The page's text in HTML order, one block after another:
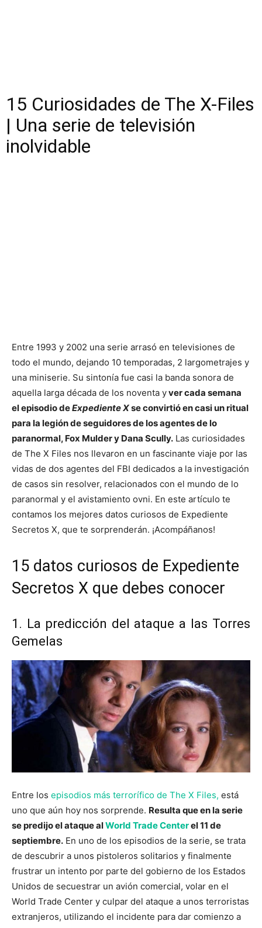
15 Curiosidades de The X-Files
| Una serie de televisión
inolvidable
Entre 1993 y 2002 una serie arrasó en televisiones de
todo el mundo, dejando 10 temporadas, 2 largometrajes y
una miniserie. Su sintonía fue casi la banda sonora de
aquella larga década de los noventa yver cada semana
el episodio deExpediente Xse convirtió en casi un ritual
para la legión de seguidores de los agentes de lo
paranormal, Fox Mulder y Dana Scully. Las curiosidades
de The X Files nos llevaron en un fascinante viaje por las
vidas de dos agentes del FBI dedicados a la investigación
de casos sin resolver, relacionados con el mundo de lo
paranormal y el avistamiento ovni. En este artículo te
contamos los mejores datos curiosos de Expediente
Secretos X, que te sorprenderán. ¡Acompáñanos!
15 datos curiosos de Expediente
Secretos X que debes conocer
1. La predicción del ataque a las Torres
Gemelas
Entre los episodios más terrorífico de The X Files, está
uno que aún hoy nos sorprende. Resulta que en la serie
se predijo el ataque alWorld Trade Centerel 11 de
septiembre. En uno de los episodios de la serie, se trata
de descubrir a unos pistoleros solitarios y finalmente
frustrar un intento por parte del gobierno de los Estados
Unidos de secuestrar un avión comercial, volar en el
World Trade Center y culpar del ataque a unos terroristas
extranjeros, utilizando el incidente para dar comienzo a